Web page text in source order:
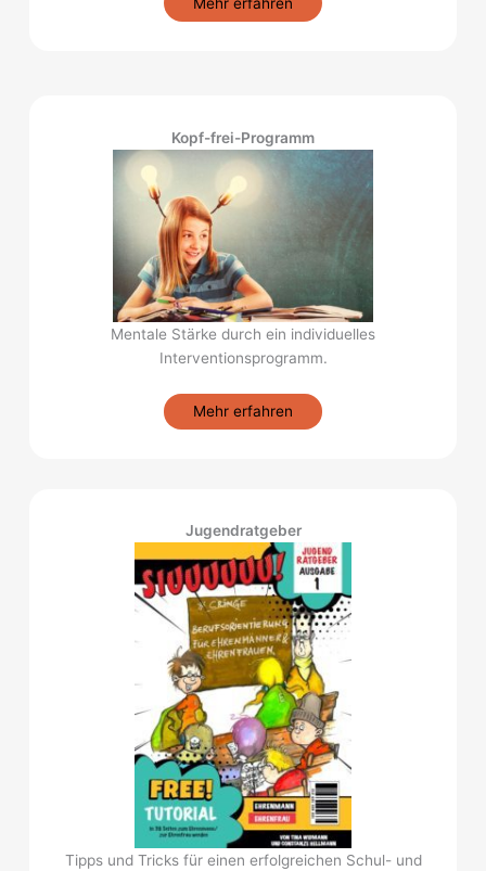
Kopf-frei-Programm
Mentale Stärke durch ein individuelles
Interventionsprogramm.
Mehr erfahren
Jugendratgeber
Tipps und Tricks für einen erfolgreichen Schul- und